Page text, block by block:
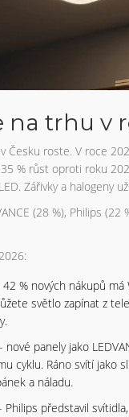
na trhu v
Česku roste. V roce
% růst oproti roku
Zářivky a halogeny
(28 %), Philips (22
% nových nákupů má
světlo zapínat z
- nové panely jako
cyklu. Ráno svítí jako
a náladu.
Philips představil